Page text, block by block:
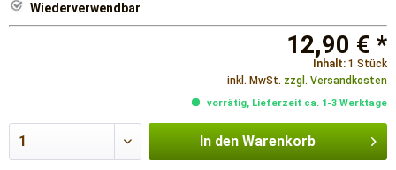
Wiederverwendbar
12,90 € *
Inhalt: 1 Stück
inkl. MwSt. zzgl. Versandkosten
vorrätig, Lieferzeit ca. 1-3 Werktage
In den Warenkorb